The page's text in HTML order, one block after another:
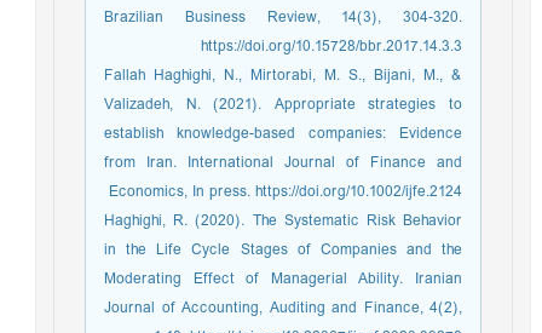
Brazilian Business Review, 14(3), 304-320.
https://doi.org/10.15728/bbr.2017.14.3.3
Fallah Haghighi, N., Mirtorabi, M. S., Bijani, M., &
Valizadeh, N. (2021). Appropriate strategies to
establish knowledge-based companies: Evidence
from Iran. International Journal of Finance and
Economics, In press. https://doi.org/10.1002/ijfe.2124
Haghighi, R. (2020). The Systematic Risk Behavior
in the Life Cycle Stages of Companies and the
Moderating Effect of Managerial Ability. Iranian
Journal of Accounting, Auditing and Finance, 4(2),